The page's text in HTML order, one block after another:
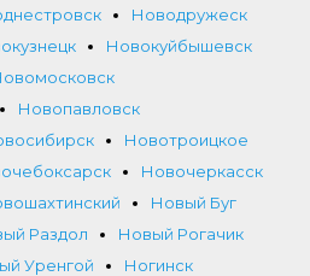
Новодружеск
Новокуйбышевск
Новопавловск
Новотроицкое
Новочеркасск
Новый Буг
Раздол
Новый Рогачик
Уренгой
Ногинск